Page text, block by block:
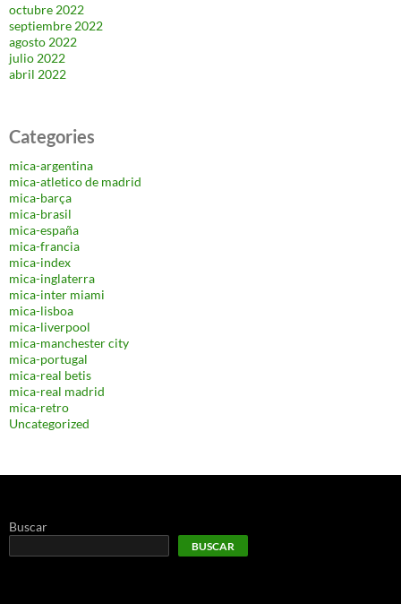
octubre 2022
septiembre 2022
agosto 2022
julio 2022
abril 2022
Categories
mica-argentina
mica-atletico de madrid
mica-barça
mica-brasil
mica-españa
mica-francia
mica-index
mica-inglaterra
mica-inter miami
mica-lisboa
mica-liverpool
mica-manchester city
mica-portugal
mica-real betis
mica-real madrid
mica-retro
Uncategorized
Buscar
BUSCAR